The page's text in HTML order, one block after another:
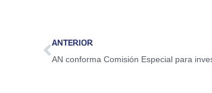
ANTERIOR